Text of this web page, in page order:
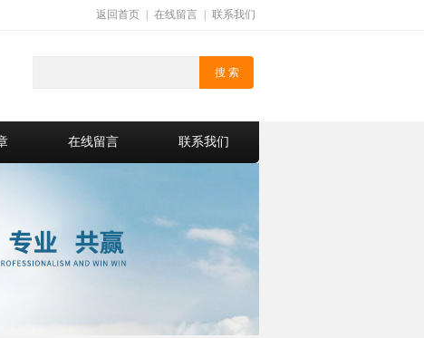
返回首页 在线留言 联系我们
在线留言 联系我们